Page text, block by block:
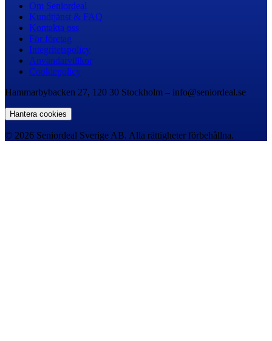
Om Seniordeal
Kundtjänst & FAQ
Kontakta oss
För företag
Integritetspolicy
Användarvillkor
Cookiepolicy
Hammarbybacken 27, 120 30 Stockholm – info@seniordeal.se
Hantera cookies
© 2026 Seniordeal Sverige AB. Alla rättigheter förbehållna.